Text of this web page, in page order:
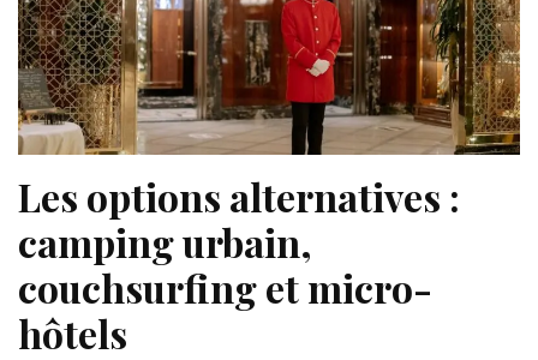
Les options alternatives :
camping urbain,
couchsurfing et micro-
hôtels